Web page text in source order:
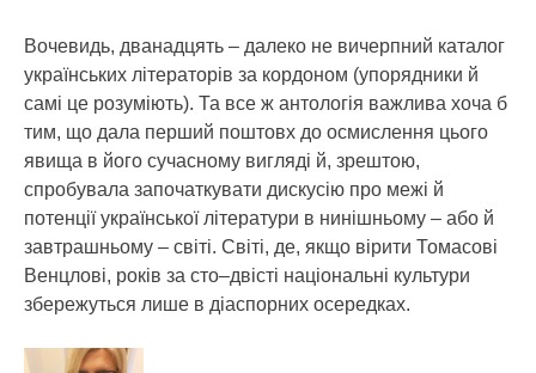
Вочевидь, дванадцять – далеко не вичерпний каталог
українських літераторів за кордоном (упорядники й
самі це розуміють). Та все ж антологія важлива хоча б
тим, що дала перший поштовх до осмислення цього
явища в його сучасному вигляді й, зрештою,
спробувала започаткувати дискусію про межі й
потенції української літератури в нинішньому – або й
завтрашньому – світі. Світі, де, якщо вірити Томасові
Венцлові, років за сто–двісті національні культури
збережуться лише в діаспорних осередках.